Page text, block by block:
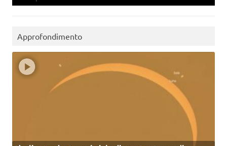
Approfondimento